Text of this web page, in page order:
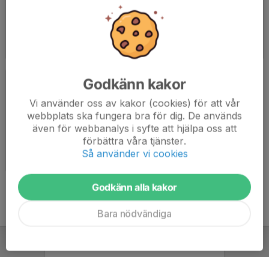
Billinge-ägget 2015
2015-04-07
Godkänn kakor
Vi använder oss av kakor (cookies) för att vår
webbplats ska fungera bra för dig. De används
även för webbanalys i syfte att hjälpa oss att
förbättra våra tjänster.
Så använder vi cookies
Godkänn alla kakor
Bara nödvändiga